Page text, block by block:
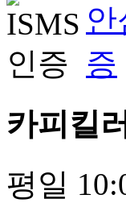
카피킬
평일